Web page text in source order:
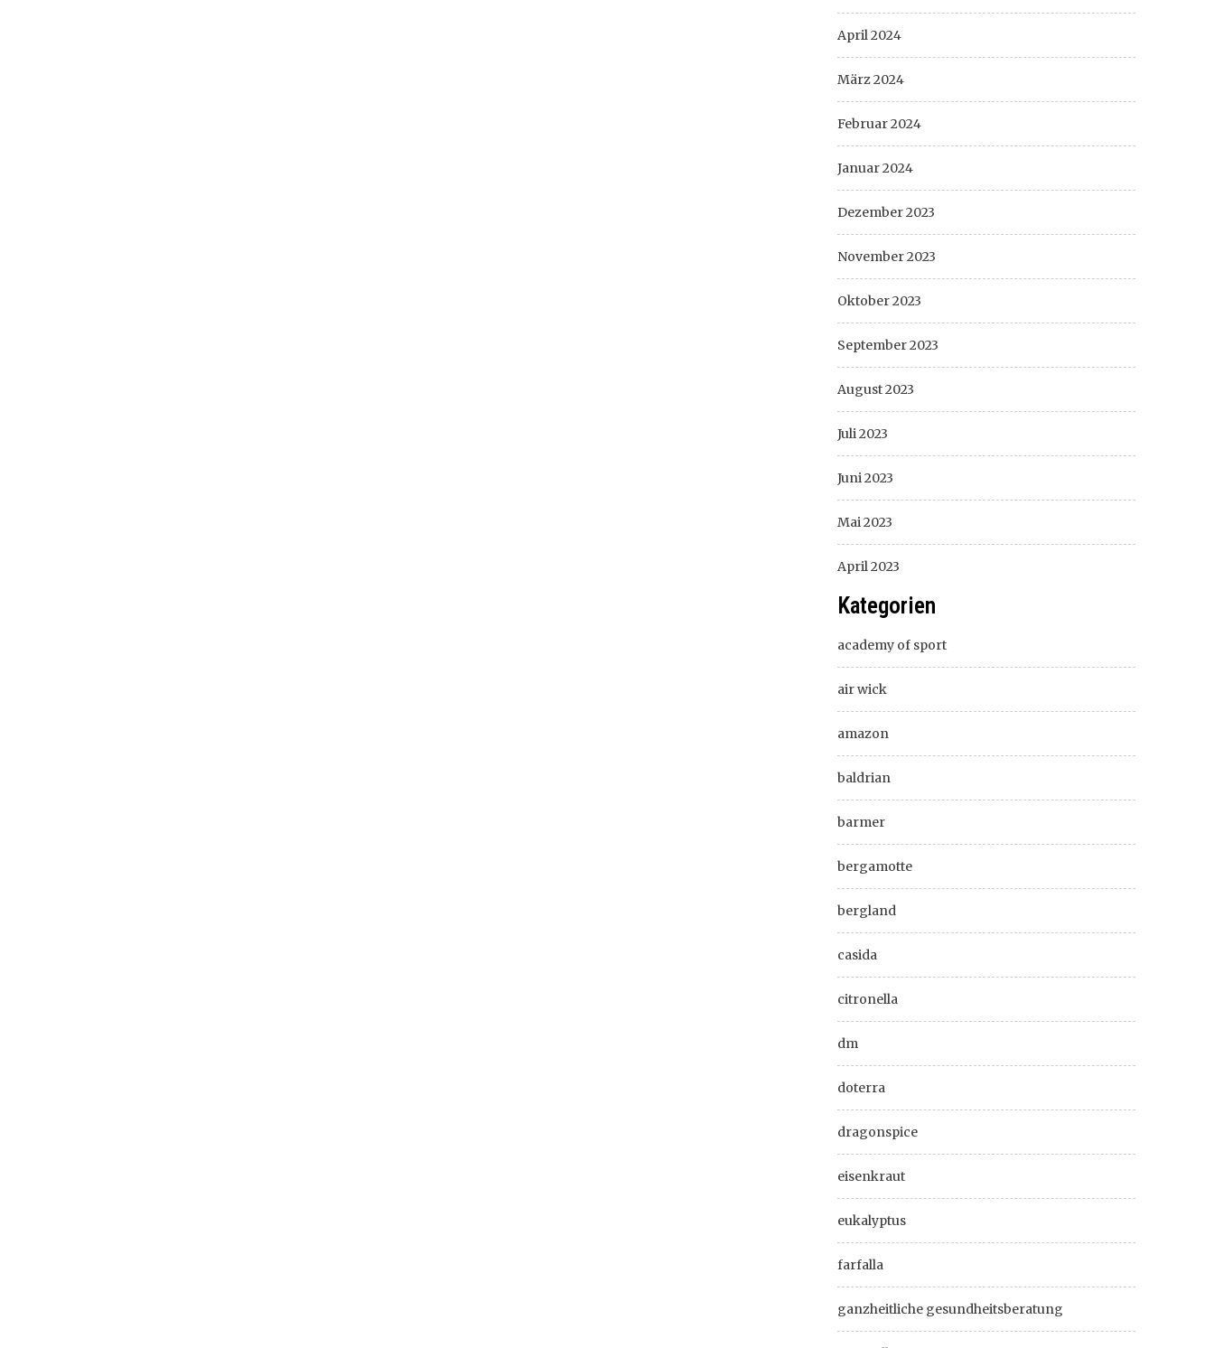
April 2024
März 2024
Februar 2024
Januar 2024
Dezember 2023
November 2023
Oktober 2023
September 2023
August 2023
Juli 2023
Juni 2023
Mai 2023
April 2023
Kategorien
academy of sport
air wick
amazon
baldrian
barmer
bergamotte
bergland
casida
citronella
dm
doterra
dragonspice
eisenkraut
eukalyptus
farfalla
ganzheitliche gesundheitsberatung